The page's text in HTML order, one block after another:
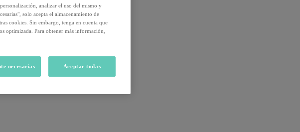
analizar el uso del mismo y
solo acepta el almacenamiento de
cookies. Sin embargo, tenga en cuenta que
optimizada. Para obtener más información,
necesarias Aceptar todas